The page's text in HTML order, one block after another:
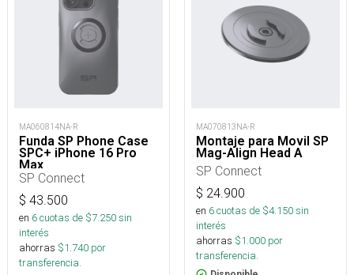
MA060814NA-R
Funda SP Phone Case
SPC+ iPhone 16 Pro
Max
SP Connect
$ 43.500
en 6cuotas de $7.250sin
interés
ahorras $1.740 por
transferencia.
MA070813NA-R
Montaje para Movil SP
Mag-Align Head A
SP Connect
$ 24.900
en 6cuotas de $4.150sin
interés
ahorras $1.000 por
transferencia.